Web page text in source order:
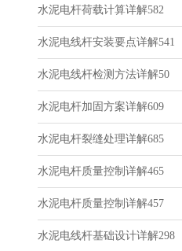
水泥电杆荷载计算详解582
水泥电线杆安装要点详解541
水泥电线杆检测方法详解50
水泥电杆加固方案详解609
水泥电杆裂缝处理详解685
水泥电杆质量控制详解465
水泥电杆质量控制详解457
水泥电线杆基础设计详解298